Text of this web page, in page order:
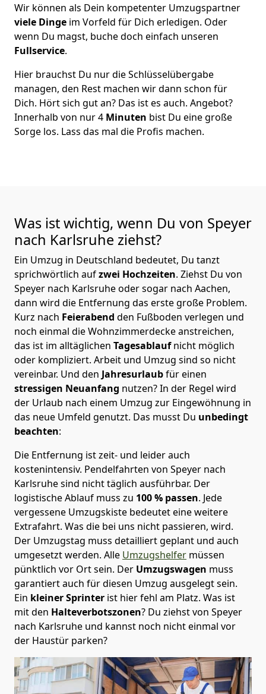
Wir können als Dein kompetenter Umzugspartner
viele Dinge im Vorfeld für Dich erledigen. Oder
wenn Du magst, buche doch einfach unseren
Fullservice.
Hier brauchst Du nur die Schlüsselübergabe
managen, den Rest machen wir dann schon für
Dich. Hört sich gut an? Das ist es auch. Angebot?
Innerhalb von nur 4 Minuten bist Du eine große
Sorge los. Lass das mal die Profis machen.
Was ist wichtig, wenn Du von Speyer
nach Karlsruhe ziehst?
Ein Umzug in Deutschland bedeutet, Du tanzt
sprichwörtlich aufzwei Hochzeiten. Ziehst Du von
Speyer nach Karlsruhe oder sogar nach Aachen,
dann wird die Entfernung das erste große Problem.
Kurz nach Feierabend den Fußboden verlegen und
noch einmal die Wohnzimmerdecke anstreichen,
das ist im alltäglichen Tagesablaufnicht möglich
oder kompliziert. Arbeit und Umzug sind so nicht
vereinbar. Und den Jahresurlaubfür einen
stressigen Neuanfang nutzen? In der Regel wird
der Urlaub nach einem Umzug zur Eingewöhnung in
das neue Umfeld genutzt. Das musst Du unbedingt
beachten:
Die Entfernung ist zeit- und leider auch
kostenintensiv. Pendelfahrten von Speyer nach
Karlsruhe sind nicht täglich ausführbar. Der
logistische Ablauf muss zu 100 % passen. Jede
vergessene Umzugskiste bedeutet eine weitere
Extrafahrt. Was die bei uns nicht passieren, wird.
Der Umzugstag muss detailliert geplant und auch
umgesetzt werden. Alle Umzugshelfer müssen
pünktlich vor Ort sein. Der Umzugswagen muss
garantiert auch für diesen Umzug ausgelegt sein.
Ein kleiner Sprinter ist hier fehl am Platz. Was ist
mit den Halteverbotszonen? Du ziehst von Speyer
nach Karlsruhe und kannst noch nicht einmal vor
der Haustür parken?